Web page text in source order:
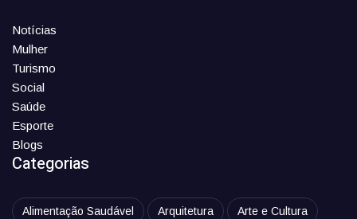
Notícias
Mulher
Turismo
Social
Saúde
Esporte
Blogs
Categorias
Alimentação Saudável Arquitetura Arte e Cultura